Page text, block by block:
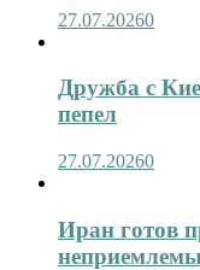
27.07.20260
Дружба с
пепел
27.07.20260
Иран готов